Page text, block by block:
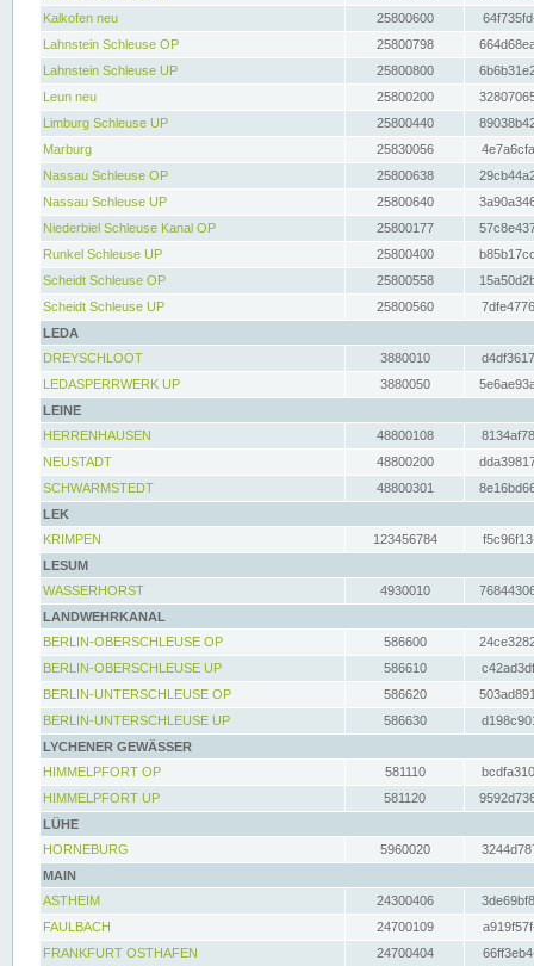
Kalkofen neu
25800600
Lahnstein Schleuse OP
25800798
Lahnstein Schleuse UP
25800800
Leun neu
25800200
Limburg Schleuse UP
25800440
Marburg
25830056
Nassau Schleuse OP
25800638
Nassau Schleuse UP
25800640
Niederbiel Schleuse Kanal OP
25800177
Runkel Schleuse UP
25800400
Scheidt Schleuse OP
25800558
Scheidt Schleuse UP
25800560
LEDA
DREYSCHLOOT
3880010
LEDASPERRWERK UP
3880050
LEINE
HERRENHAUSEN
48800108
NEUSTADT
48800200
SCHWARMSTEDT
48800301
LEK
KRIMPEN
123456784
LESUM
WASSERHORST
4930010
LANDWEHRKANAL
BERLIN-OBERSCHLEUSE OP
586600
BERLIN-OBERSCHLEUSE UP
586610
BERLIN-UNTERSCHLEUSE OP
586620
BERLIN-UNTERSCHLEUSE UP
586630
LYCHENER GEWÄSSER
HIMMELPFORT OP
581110
HIMMELPFORT UP
581120
LÜHE
HORNEBURG
5960020
MAIN
ASTHEIM
24300406
FAULBACH
24700109
FRANKFURT OSTHAFEN
24700404